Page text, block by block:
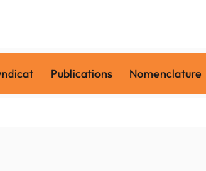
Publications Nomenclature